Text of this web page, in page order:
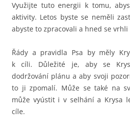
Využijte tuto energii k tomu,
aktivity. Letos byste se neměli
abyste to zpracovali a hned se
Řády a pravidla Psa by měly
k cíli. Důležité je, aby se
dodržování plánu a aby svoji
to ji zpomalí. Může se také na
může vyústit i v selhání a Krysa
cíle.